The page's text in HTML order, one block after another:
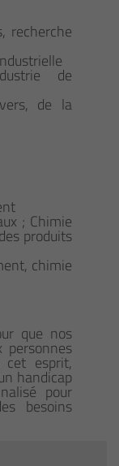
recherche
de
de la
; Chimie
produits
chimie
que nos
personnes
cet esprit,
handicap
pour
besoins